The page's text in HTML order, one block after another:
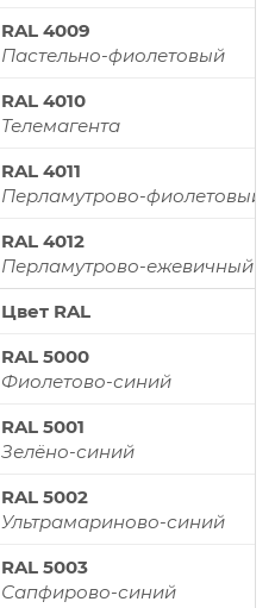
RAL 4009
Пастельно-фиолетовый
RAL 4010
Телемагента
RAL 4011
Перламутрово-фиолетовый
RAL 4012
Перламутрово-ежевичный
Цвет RAL
RAL 5000
Фиолетово-синий
RAL 5001
Зелёно-синий
RAL 5002
Ультрамариново-синий
RAL 5003
Сапфирово-синий